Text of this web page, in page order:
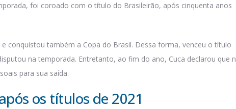
foi coroado com o título do Brasileirão, após cinquenta anos
conquistou também a Copa do Brasil. Dessa forma, venceu o título
na temporada. Entretanto, ao fim do ano, Cuca declarou que
para sua saída.
os títulos de 2021